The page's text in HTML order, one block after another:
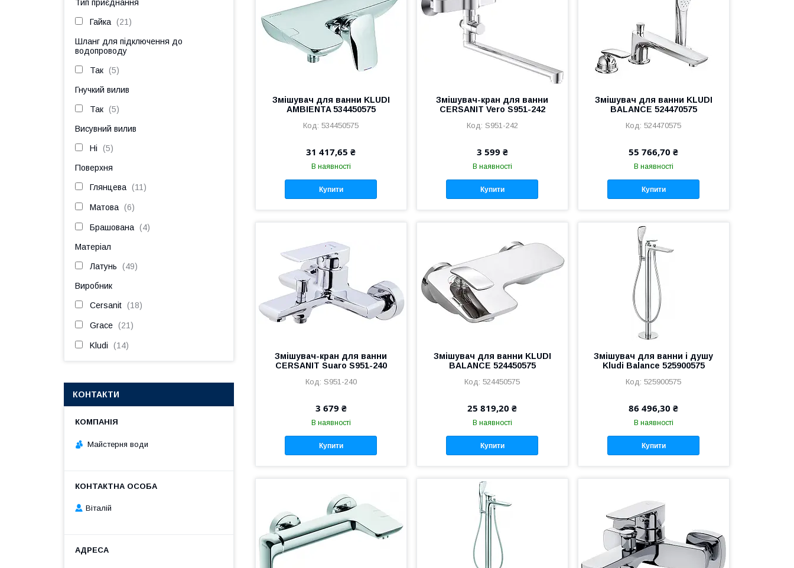
Змішувач для ванни KLUDI
AMBIENTA 534450575
534450575
31 417,65 ₴
В наявності
Купити
Змішувач-кран для ванни
CERSANIT Vero S951-242
S951-242
3 599 ₴
В наявності
Купити
Змішувач для ванни KLUDI
BALANCE 524470575
524470575
55 766,70 ₴
В наявності
Купити
Змішувач-кран для ванни
CERSANIT Suaro S951-240
S951-240
3 679 ₴
В наявності
Купити
Змішувач для ванни KLUDI
BALANCE 524450575
524450575
25 819,20 ₴
В наявності
Купити
Змішувач для ванни і душу
Kludi Balance 525900575
525900575
86 496,30 ₴
В наявності
Купити
Тип приєднання
Гайка 21
Шланг для підключення до
водопроводу
Так 5
Гнучкий вилив
Так 5
Висувний вилив
Ні 5
Поверхня
Глянцева 11
Матова 6
Брашована 4
Матеріал
Латунь 49
Виробник
Cersanit 18
Grace 21
Kludi 14
КОНТАКТИ
Майстерня води
Віталій